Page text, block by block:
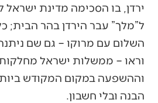
ירדן, בו הסכימה מדינת ישראל
ל”מלך” עבר הירדן בהר הבית;
השלום עם מרוקו – גם שם
וראו – ממשלות ישראל
וההשפעה במקום המקודש
הבנה ובלי חשבון.